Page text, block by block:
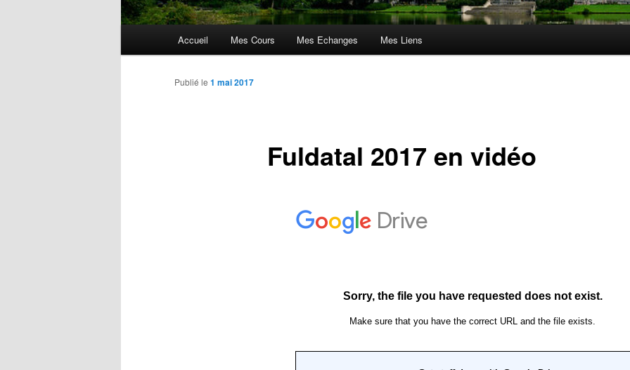
Accueil Mes Cours Mes Echanges Mes Liens
Fuldatal 2017 en vidéo
Publié le 1 mai 2017